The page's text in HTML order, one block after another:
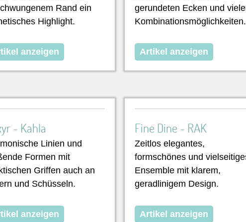
Rand ein
Highlight.
anzeigen
gerundeten Ecken und
Kombinationsmöglichkeiten.
Artikel anzeigen
- Kahla
Linien und
Formen mit
Griffen auch an
und Schüsseln.
anzeigen
Fine Dine - RAK
Zeitlos elegantes,
formschönes und
Ensemble mit klarem,
geradlinigem Design.
Artikel anzeigen